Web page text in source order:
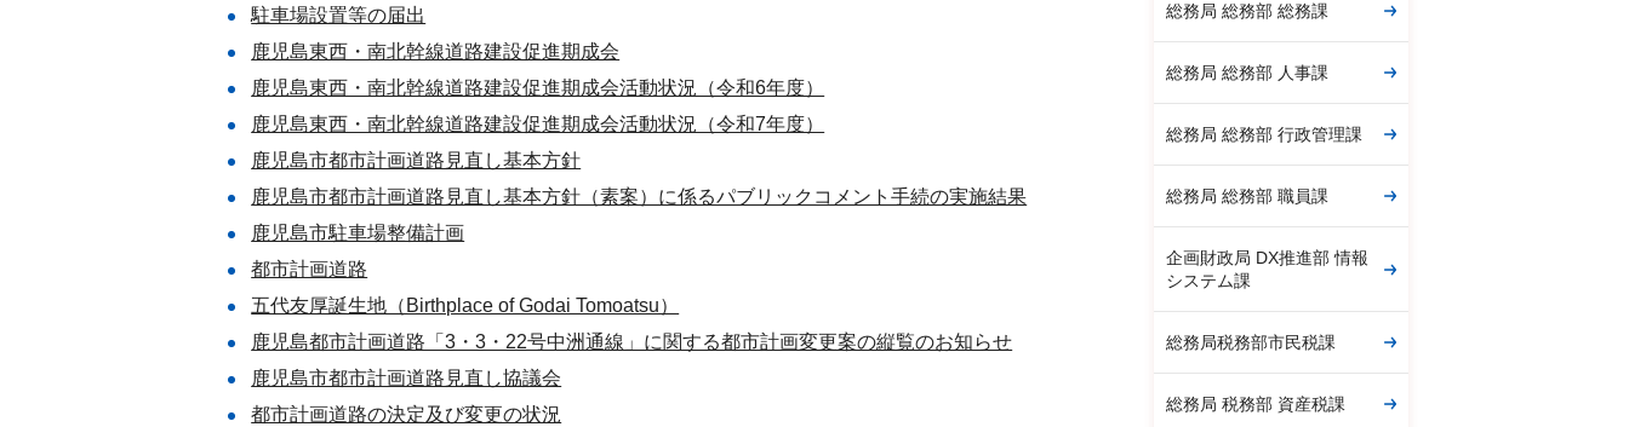
駐車場設置等の届出
鹿児島東西・南北幹線道路建設促進期成会
鹿児島東西・南北幹線道路建設促進期成会活動状況（令和6年度）
鹿児島東西・南北幹線道路建設促進期成会活動状況（令和7年度）
鹿児島市都市計画道路見直し基本方針
鹿児島市都市計画道路見直し基本方針（素案）に係るパブリックコメント手続の実施結果
鹿児島市駐車場整備計画
都市計画道路
五代友厚誕生地（Birthplace of Godai Tomoatsu）
鹿児島都市計画道路「3・3・22号中洲通線」に関する都市計画変更案の縦覧のお知らせ
鹿児島市都市計画道路見直し協議会
都市計画道路の決定及び変更の状況
総務局 総務部 総務課
総務局 総務部 人事課
総務局 総務部 行政管理課
総務局 総務部 職員課
企画財政局 DX推進部 情報
システム課
総務局税務部市民税課
総務局 税務部 資産税課